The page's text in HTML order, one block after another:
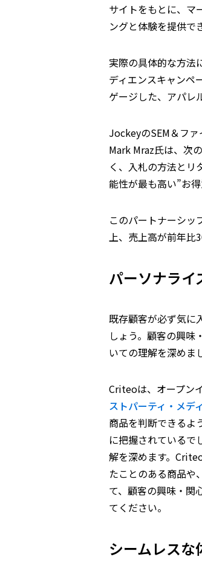
サイトをもとに、マ
ングと体験を提供で
実際の具体的な方法
ディエンスキャンペ
ゲージした、アパレ
JockeyのSEM＆フ
Mark Mraz氏は、次
く、入札の方法とリ
能性が最も高い”お
このパートナーシッ
上、売上高が前年比
パーソナライ
既存顧客が必ず気に
しょう。顧客の興味
いての理解を深めま
Criteoは、オープン
ストパーティ・メデ
商品を判断できるよ
に把握されているで
解を深めます。
たことのある商品や
て、顧客の興味・関
てください。
シームレスな